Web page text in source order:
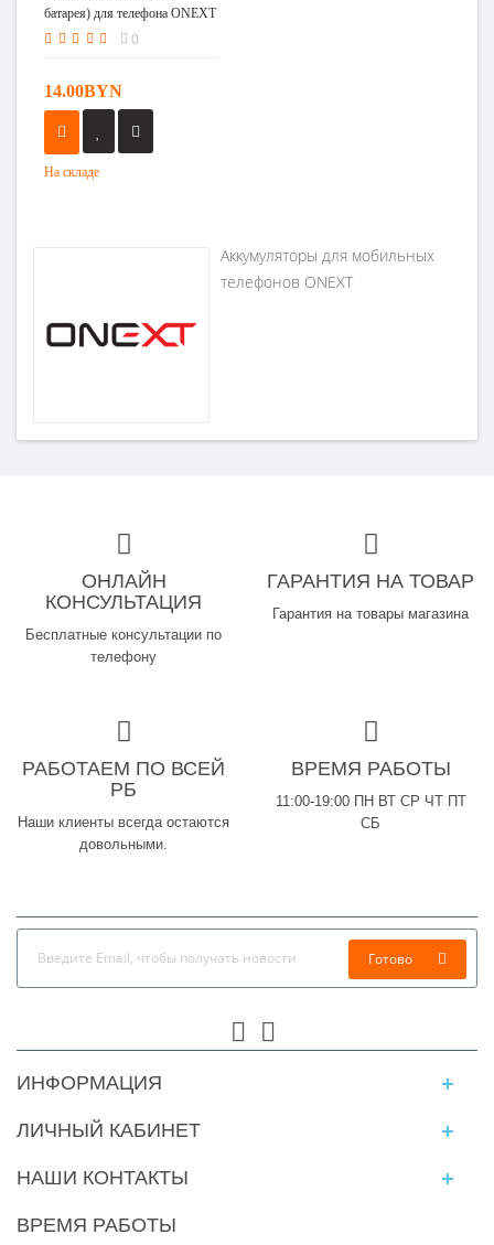
батарея) для телефона ONEXT
Care-Phone 3
0
14.00BYN
На складе
Аккумуляторы для мобильных
телефонов ONEXT
ОНЛАЙН
КОНСУЛЬТАЦИЯ
Бесплатные консультации по
телефону
ГАРАНТИЯ НА ТОВАР
Гарантия на товары магазина
РАБОТАЕМ ПО ВСЕЙ
РБ
Наши клиенты всегда остаются
довольными.
ВРЕМЯ РАБОТЫ
11:00-19:00 ПН ВТ СР ЧТ ПТ
СБ
Готово
ИНФОРМАЦИЯ
ЛИЧНЫЙ КАБИНЕТ
НАШИ КОНТАКТЫ
ВРЕМЯ РАБОТЫ